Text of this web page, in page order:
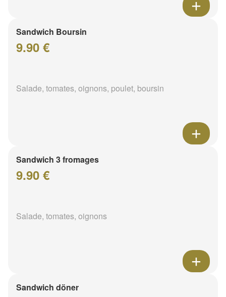
Sandwich Boursin
9.90 €
Salade, tomates, oignons, poulet, boursin
Sandwich 3 fromages
9.90 €
Salade, tomates, oignons
Sandwich döner